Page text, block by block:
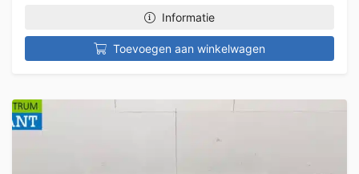
Informatie
Toevoegen aan winkelwagen